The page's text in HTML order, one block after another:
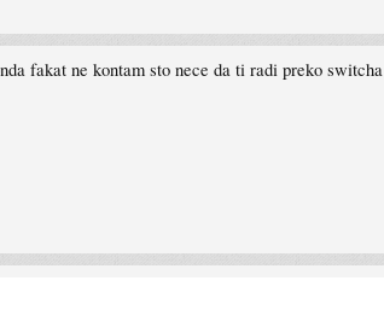
fakat ne kontam sto nece da ti radi preko switcha